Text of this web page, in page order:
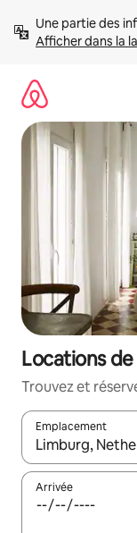
directement
Afficher dans la
Locations
Trouvez et
Emplacement
Quand les
Arrivée